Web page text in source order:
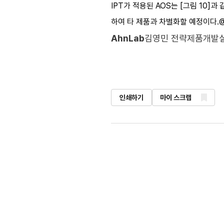
IPT가 적용된 AOS는 [그림 10]과
하여 타 제품과 차별화할 예정이다
AhnLab김영민 전략제품개발
인쇄하기 마이 스크랩